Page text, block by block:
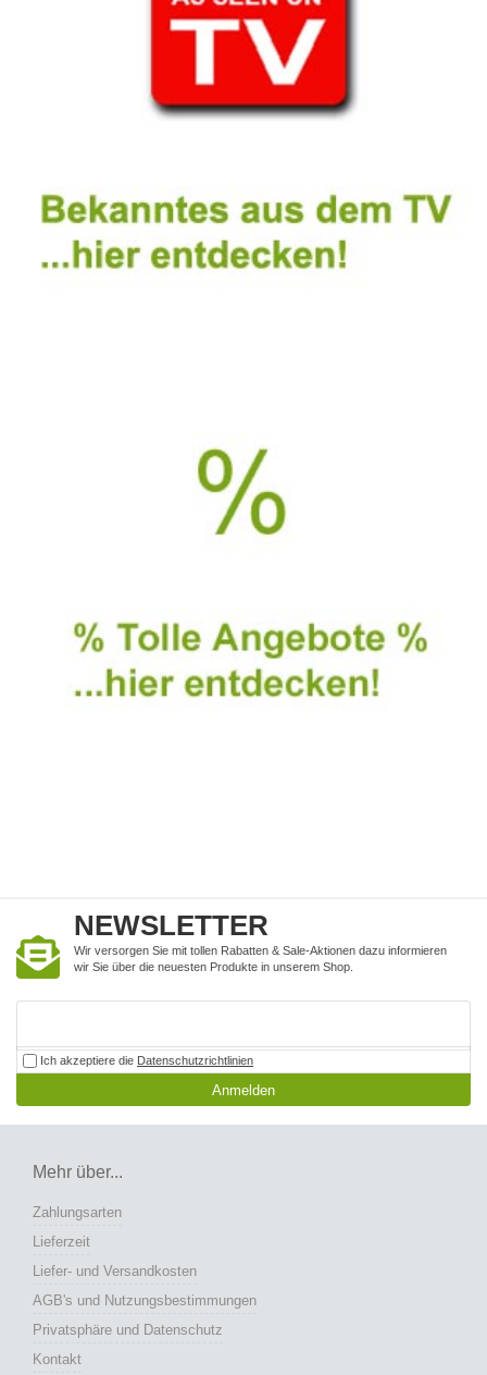
NEWSLETTER
Wir versorgen Sie mit tollen Rabatten & Sale-Aktionen dazu informieren
wir Sie über die neuesten Produkte in unserem Shop.
Ich akzeptiere die Datenschutzrichtlinien
Anmelden
Mehr über...
Zahlungsarten
Lieferzeit
Liefer- und Versandkosten
AGB's und Nutzungsbestimmungen
Privatsphäre und Datenschutz
Kontakt